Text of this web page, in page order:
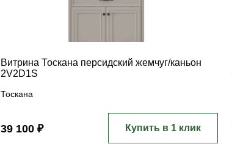
Витрина Тоскана персидский жемчуг/каньон
2V2D1S
Тоскана
39 100 ₽ Купить в 1 клик